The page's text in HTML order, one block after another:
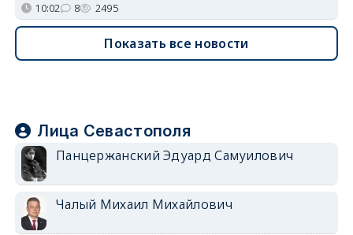
10:02 8 2495
Показать все новости
Лица Севастополя
Панцержанский Эдуард Самуилович
Чалый Михаил Михайлович